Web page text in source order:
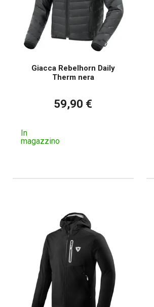
Giacca Rebelhorn Daily
Therm nera
59,90 €
In
magazzino